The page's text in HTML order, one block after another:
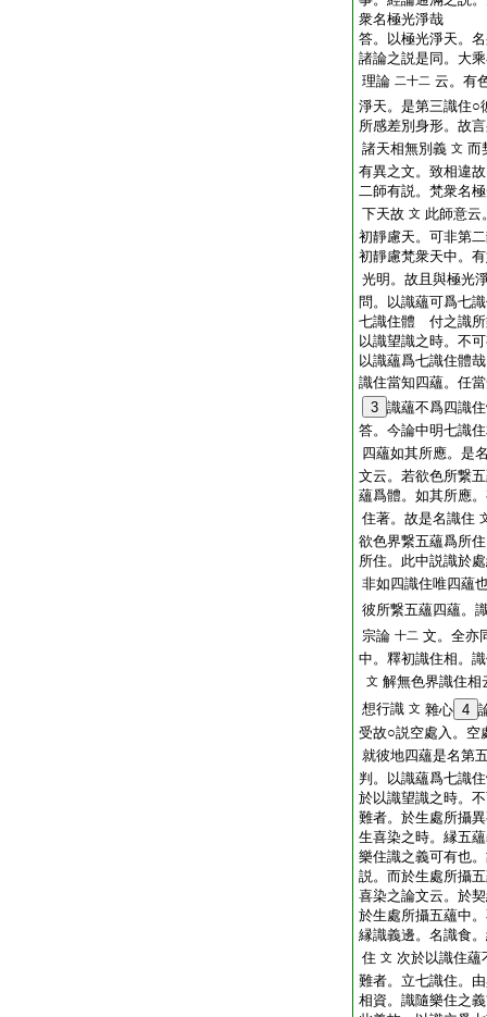
衆名極光淨哉
答。以極光淨天。
諸論之説是同。大
理論 二十二 云。有
淨天。是第三識住○
所感差別身形。故
諸天相無別義 文 而
有異之文。致相違
二師有説。梵衆名
下天故 文 此師意云
初靜慮天。可非第
初靜慮梵衆天中。
光明。故且與極光
問。以識蘊可爲七
七識住體 付之識所
以識望識之時。不
以識蘊爲七識住體
識住當知四蘊。任
3 識蘊不爲四識
答。今論中明七識
四蘊如其所應。是
文云。若欲色所繋
蘊爲體。如其所應
住著。故是名識住
欲色界繋五蘊爲所
所住。此中説識於
非如四識住唯四蘊
彼所繋五蘊四蘊。
宗論 十二 文。全亦
中。釋初識住相。
文 解無色界識住相
想行識 文 雜心 4
受故○説空處入。空
就彼地四蘊是名第
判。以識蘊爲七識
於以識望識之時。
難者。於生處所攝
生喜染之時。縁五
樂住識之義可有也
説。而於生處所攝
喜染之論文云。於
於生處所攝五蘊中
縁識義邊。名識食
住 文 次於以識住蘊
難者。立七識住。
相資。識隨樂住之